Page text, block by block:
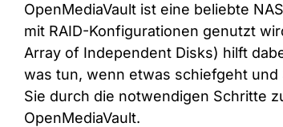
OpenMediaVault ist eine beliebte
mit RAID-Konfigurationen genutzt
Array of Independent Disks) hilft
was tun, wenn etwas schiefgeht
Sie durch die notwendigen Schritte
OpenMediaVault.